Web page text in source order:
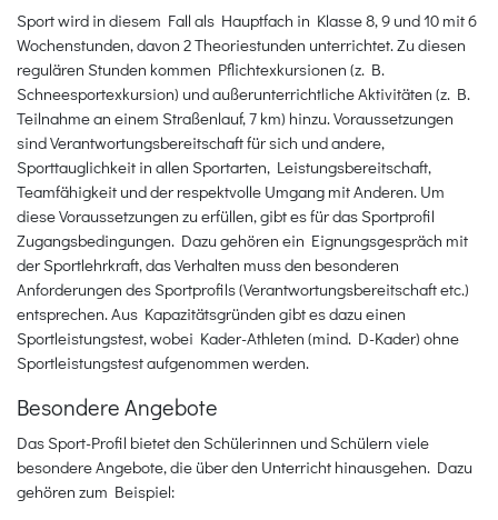
Sport wird in diesem Fall als Hauptfach in Klasse 8, 9 und 10 mit 6
Wochenstunden, davon 2 Theoriestunden unterrichtet. Zu diesen
regulären Stunden kommen Pflichtexkursionen (z. B.
Schneesportexkursion) und außerunterrichtliche Aktivitäten (z. B.
Teilnahme an einem Straßenlauf, 7 km) hinzu. Voraussetzungen
sind Verantwortungsbereitschaft für sich und andere,
Sporttauglichkeit in allen Sportarten, Leistungsbereitschaft,
Teamfähigkeit und der respektvolle Umgang mit Anderen. Um
diese Voraussetzungen zu erfüllen, gibt es für das Sportprofil
Zugangsbedingungen. Dazu gehören ein Eignungsgespräch mit
der Sportlehrkraft, das Verhalten muss den besonderen
Anforderungen des Sportprofils (Verantwortungsbereitschaft etc.)
entsprechen. Aus Kapazitätsgründen gibt es dazu einen
Sportleistungstest, wobei Kader-Athleten (mind. D-Kader) ohne
Sportleistungstest aufgenommen werden.
Besondere Angebote
Das Sport-Profil bietet den Schülerinnen und Schülern viele
besondere Angebote, die über den Unterricht hinausgehen. Dazu
gehören zum Beispiel: